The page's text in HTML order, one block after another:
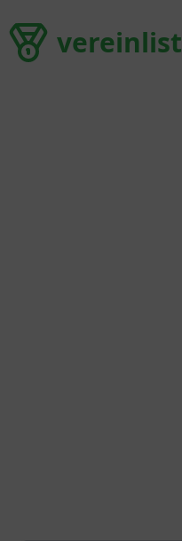
vereinlistvereinlist